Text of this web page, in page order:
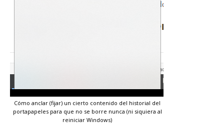
Cómo anclar (fijar) un cierto contenido del historial del
portapapeles para que no se borre nunca (ni siquiera al
reiniciar Windows)